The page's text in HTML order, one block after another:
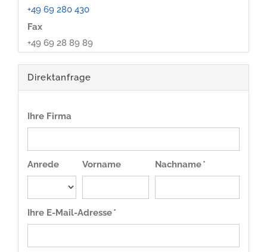
+49 69 280 430
Fax
+49 69 28 89 89
Direktanfrage
Ihre Firma
Anrede Vorname Nachname *
Ihre E-Mail-Adresse *